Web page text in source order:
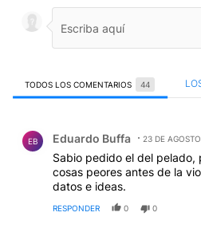
TODOS LOS COMENTARIOS 44
EB Eduardo Buffa 23 DE
Sabio pedido el del pelado,
cosas peores antes de la
datos e ideas.
RESPONDER 0 0